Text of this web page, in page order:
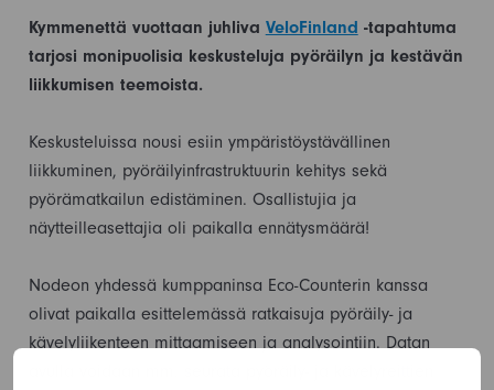
Kymmenettä vuottaan juhlivaVeloFinland-tapahtuma
tarjosi monipuolisia keskusteluja pyöräilyn ja kestävän
liikkumisen teemoista.
Keskusteluissa nousi esiin ympäristöystävällinen
liikkuminen, pyöräilyinfrastruktuurin kehitys sekä
pyörämatkailun edistäminen. Osallistujia ja
näytteilleasettajia oli paikalla ennätysmäärä!
Nodeon yhdessä kumppaninsa Eco-Counterin kanssa
olivat paikalla esittelemässä ratkaisuja pyöräily- ja
kävelyliikenteen mittaamiseen ja analysointiin. Datan